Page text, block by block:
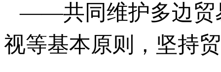
——共同维护多边贸
视等基本原则，坚持